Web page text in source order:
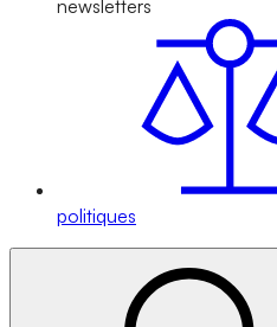
newsletters
politiques